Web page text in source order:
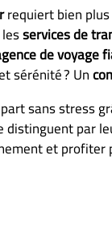
requiert bien plus
services de
de voyage
sérénité ? Un
sans stress
distinguent par
et